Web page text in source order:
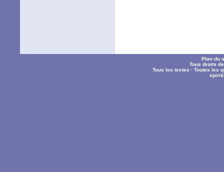
Plan du
Tous droits
Tous les textes ·Toutes les